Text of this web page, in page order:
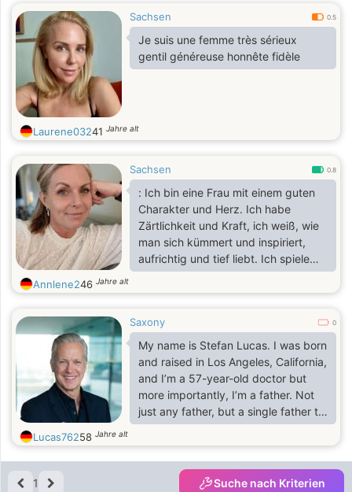
Sachsen 0.5
Je suis une femme très sérieux
gentil généreuse honnête fidèle
Laurene03241 Jahre alt
Sachsen 0.8
: Ich bin eine Frau mit einem guten
Charakter und Herz. Ich habe
Zärtlichkeit und Kraft, ich weiß, wie
man sich kümmert und inspiriert,
aufrichtig und tief liebt. Ich spiele
nicht mit Gefühlen, ich lebe nach
ihnen. Es ist mir wichtig, nicht nur für
das echte Leben: mit Unterstützung,
Wärme, Komfort und
Gegenseitigkeit.
Annlene246 Jahre alt
Saxony 0
My name is Stefan Lucas. I was born
and raised in Los Angeles, California,
and I’m a 57-year-old doctor but
more importantly, I’m a father. Not
just any father, but a single father to
Benjamin, my one and only son. My
everything.
Lucas76258 Jahre alt
1 Suche nach Kriterien